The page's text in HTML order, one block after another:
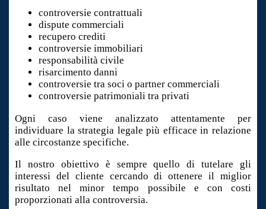
controversie contrattuali
dispute commerciali
recupero crediti
controversie immobiliari
responsabilità civile
risarcimento danni
controversie tra soci o partner commerciali
controversie patrimoniali tra privati
Ogni caso viene analizzato attentamente per
individuare la strategia legale più efficace in relazione
alle circostanze specifiche.
Il nostro obiettivo è sempre quello di tutelare gli
interessi del cliente cercando di ottenere il miglior
risultato nel minor tempo possibile e con costi
proporzionati alla controversia.